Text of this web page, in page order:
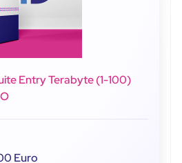
Entry Terabyte (1-100)
Euro